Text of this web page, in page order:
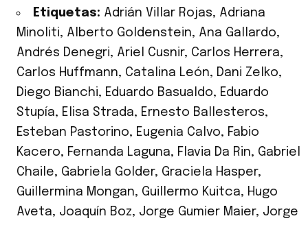
Etiquetas: Adrián Villar Rojas, Adriana
Minoliti, Alberto Goldenstein, Ana Gallardo,
Andrés Denegri, Ariel Cusnir, Carlos Herrera,
Carlos Huffmann, Catalina León, Dani Zelko,
Diego Bianchi, Eduardo Basualdo, Eduardo
Stupía, Elisa Strada, Ernesto Ballesteros,
Esteban Pastorino, Eugenia Calvo, Fabio
Kacero, Fernanda Laguna, Flavia Da Rin, Gabriel
Chaile, Gabriela Golder, Graciela Hasper,
Guillermina Mongan, Guillermo Kuitca, Hugo
Aveta, Joaquín Boz, Jorge Gumier Maier, Jorge